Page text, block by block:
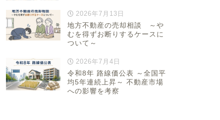
2026年7月13日
地方不動産の売却相談 ～や
むを得ずお断りするケースに
ついて～
2026年7月4日
令和8年 路線価公表 ～全国平
均5年連続上昇～ 不動産市場
への影響を考察